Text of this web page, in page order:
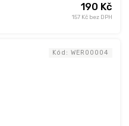
157 Kč bez DPH
190 Kč
Kód: WER00004